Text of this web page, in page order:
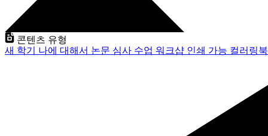
콘텐츠 유형
새 학기 나에 대해서 논문 심사 수업 워크샵 인쇄 가능 컬러링북